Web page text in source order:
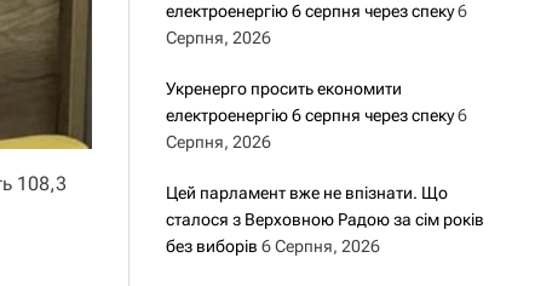
108,3
електроенергію 6 серпня через спеку 6
Серпня, 2026
Укренерго просить економити
електроенергію 6 серпня через спеку 6
Серпня, 2026
Цей парламент вже не впізнати. Що
сталося з Верховною Радою за сім років
без виборів 6 Серпня, 2026